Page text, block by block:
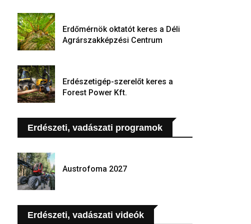
Erdőmérnök oktatót keres a Déli
Agrárszakképzési Centrum
Erdészetigép-szerelőt keres a
Forest Power Kft.
Erdészeti, vadászati programok
Austrofoma 2027
Erdészeti, vadászati videók